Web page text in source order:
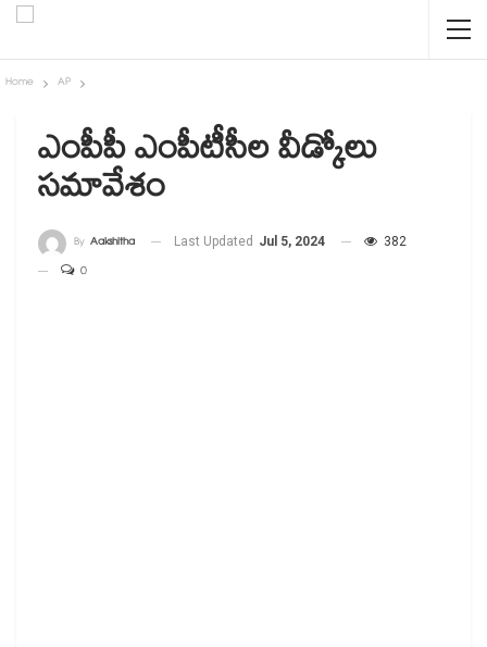
Home AP
ఎంపీపీ ఎంపీటీసీల వీడ్కోలు
సమావేశం
By Aakshitha Last Updated Jul 5, 2024 382
0